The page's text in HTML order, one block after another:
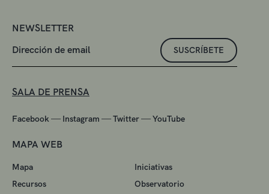
NEWSLETTER
SUSCRÍBETE
SALA DE PRENSA
Facebook — Instagram —Twitter—YouTube
MAPA WEB
Mapa
Iniciativas
Recursos
Observatorio